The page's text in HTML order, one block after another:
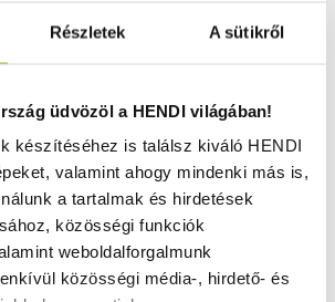
Részletek A sütikről
üdvözöl a HENDI világában!
készítéséhez is találsz kiváló HENDI
valamint ahogy mindenki más is,
a tartalmak és hirdetések
közösségi funkciók
weboldalforgalmunk
közösségi média-, hirdető- és
– Touch Screen Gastro –
- HENDI 229521
237.300Ft
(186.850Ft+ ÁFA)
KOSÁRBA